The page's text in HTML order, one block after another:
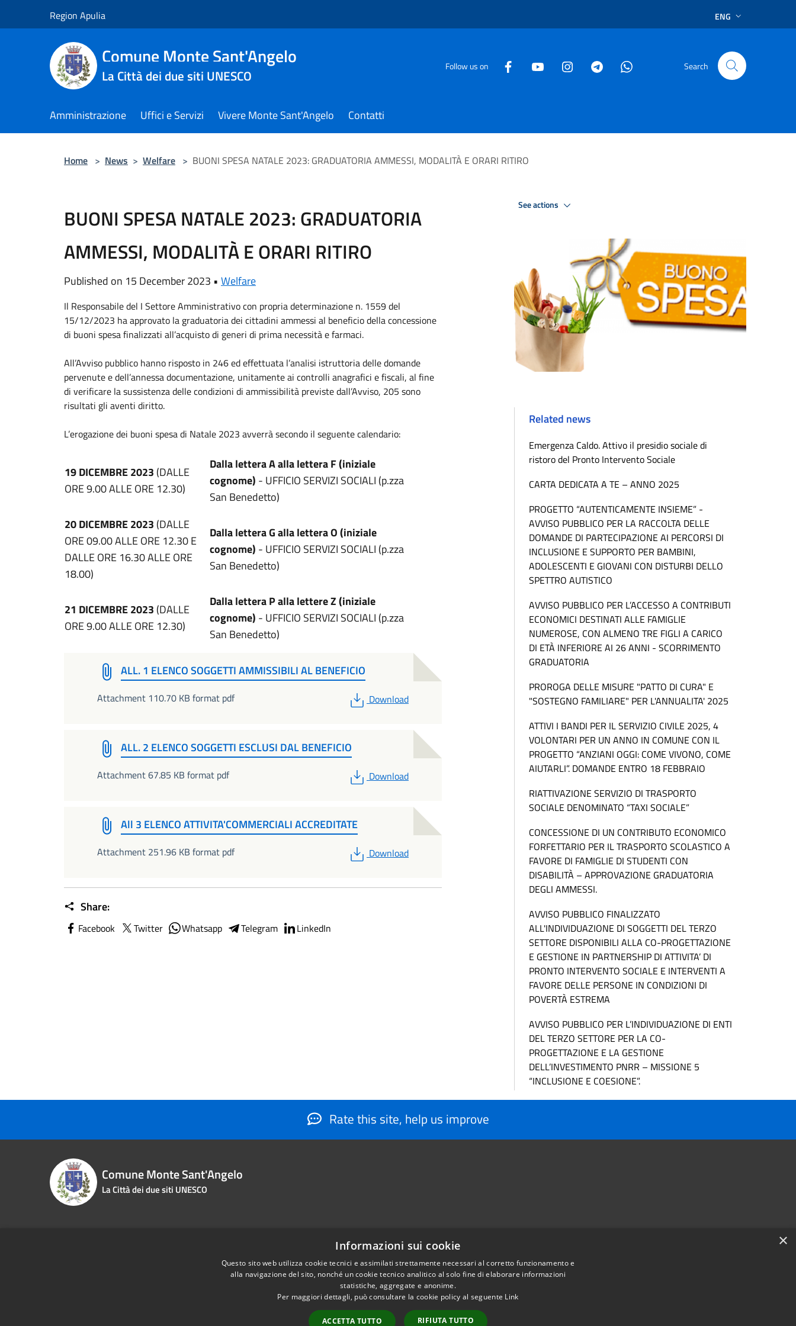
Region Apulia ENG
Comune Monte Sant'Angelo
La Città dei due siti UNESCO
Follow us on Search
Amministrazione Uffici e Servizi Vivere Monte Sant'Angelo Contatti
Home > News > Welfare > BUONI SPESA NATALE 2023: GRADUATORIA AMMESSI, MODALITÀ E ORARI RITIRO
BUONI SPESA NATALE 2023: GRADUATORIA
AMMESSI, MODALITÀ E ORARI RITIRO
Published on 15 December 2023 • Welfare
Il Responsabile del I Settore Amministrativo con propria determinazione n. 1559 del
15/12/2023 ha approvato la graduatoria dei cittadini ammessi al beneficio della concessione
di buoni spesa finalizzati all’acquisto di generi di prima necessità e farmaci.
All’Avviso pubblico hanno risposto in 246 ed effettuata l’analisi istruttoria delle domande
pervenute e dell’annessa documentazione, unitamente ai controlli anagrafici e fiscali, al fine
di verificare la sussistenza delle condizioni di ammissibilità previste dall’Avviso, 205 sono
risultati gli aventi diritto.
L’erogazione dei buoni spesa di Natale 2023 avverrà secondo il seguente calendario:
19 DICEMBRE 2023 (DALLE
ORE 9.00 ALLE ORE 12.30)
Dalla lettera A alla lettera F (iniziale
cognome) - UFFICIO SERVIZI SOCIALI (p.zza
San Benedetto)
20 DICEMBRE 2023 (DALLE
ORE 09.00 ALLE ORE 12.30 E
DALLE ORE 16.30 ALLE ORE
18.00)
Dalla lettera G alla lettera O (iniziale
cognome) - UFFICIO SERVIZI SOCIALI (p.zza
San Benedetto)
21 DICEMBRE 2023 (DALLE
ORE 9.00 ALLE ORE 12.30)
Dalla lettera P alla lettere Z (iniziale
cognome) - UFFICIO SERVIZI SOCIALI (p.zza
San Benedetto)
ALL. 1 ELENCO SOGGETTI AMMISSIBILI AL BENEFICIO
Attachment 110.70 KB format pdf PDF
Download
ALL. 2 ELENCO SOGGETTI ESCLUSI DAL BENEFICIO
Attachment 67.85 KB format pdf PDF
Download
All 3 ELENCO ATTIVITA'COMMERCIALI ACCREDITATE
Attachment 251.96 KB format pdf PDF
Download
Share:
Facebook Twitter Whatsapp Telegram LinkedIn
See actions
Related news
Emergenza Caldo. Attivo il presidio sociale di
ristoro del Pronto Intervento Sociale
CARTA DEDICATA A TE – ANNO 2025
PROGETTO “AUTENTICAMENTE INSIEME” -
AVVISO PUBBLICO PER LA RACCOLTA DELLE
DOMANDE DI PARTECIPAZIONE AI PERCORSI DI
INCLUSIONE E SUPPORTO PER BAMBINI,
ADOLESCENTI E GIOVANI CON DISTURBI DELLO
SPETTRO AUTISTICO
AVVISO PUBBLICO PER L’ACCESSO A CONTRIBUTI
ECONOMICI DESTINATI ALLE FAMIGLIE
NUMEROSE, CON ALMENO TRE FIGLI A CARICO
DI ETÀ INFERIORE AI 26 ANNI - SCORRIMENTO
GRADUATORIA
PROROGA DELLE MISURE "PATTO DI CURA" E
"SOSTEGNO FAMILIARE" PER L'ANNUALITA' 2025
ATTIVI I BANDI PER IL SERVIZIO CIVILE 2025, 4
VOLONTARI PER UN ANNO IN COMUNE CON IL
PROGETTO “ANZIANI OGGI: COME VIVONO, COME
AIUTARLI”. DOMANDE ENTRO 18 FEBBRAIO
RIATTIVAZIONE SERVIZIO DI TRASPORTO
SOCIALE DENOMINATO “TAXI SOCIALE”
CONCESSIONE DI UN CONTRIBUTO ECONOMICO
FORFETTARIO PER IL TRASPORTO SCOLASTICO A
FAVORE DI FAMIGLIE DI STUDENTI CON
DISABILITÀ – APPROVAZIONE GRADUATORIA
DEGLI AMMESSI.
AVVISO PUBBLICO FINALIZZATO
ALL'INDIVIDUAZIONE DI SOGGETTI DEL TERZO
SETTORE DISPONIBILI ALLA CO-PROGETTAZIONE
E GESTIONE IN PARTNERSHIP DI ATTIVITA’ DI
PRONTO INTERVENTO SOCIALE E INTERVENTI A
FAVORE DELLE PERSONE IN CONDIZIONI DI
POVERTÀ ESTREMA
AVVISO PUBBLICO PER L’INDIVIDUAZIONE DI ENTI
DEL TERZO SETTORE PER LA CO-
PROGETTAZIONE E LA GESTIONE
DELL’INVESTIMENTO PNRR – MISSIONE 5
“INCLUSIONE E COESIONE”.
Rate this site, help us improve
Comune Monte Sant'Angelo
La Città dei due siti UNESCO
Phone:0884566206
info@montesantangelo.it
protocollo@montesantangelo.it
×
Informazioni sui cookie
Questo sito web utilizza cookie tecnici e assimilati strettamente necessari al corretto funzionamento e
alla navigazione del sito, nonché un cookie tecnico analitico al solo fine di elaborare informazioni
statistiche, aggregate e anonime.
Per maggiori dettagli, può consultare la cookie policy al seguente Link
ACCETTA TUTTO RIFIUTA TUTTO